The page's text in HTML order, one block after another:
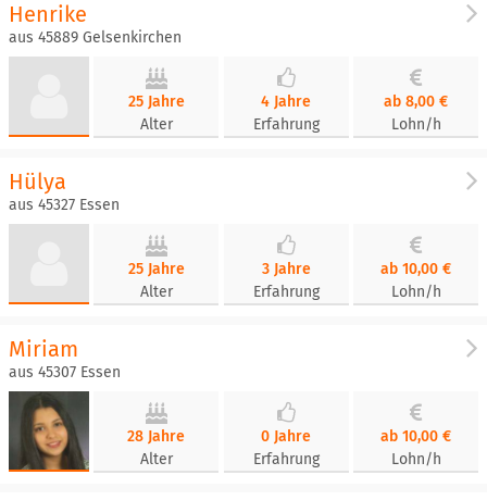
Henrike
aus 45889 Gelsenkirchen
25 Jahre
Alter
4 Jahre
Erfahrung
ab 8,00 €
Lohn/h
Hülya
aus 45327 Essen
25 Jahre
Alter
3 Jahre
Erfahrung
ab 10,00 €
Lohn/h
Miriam
aus 45307 Essen
28 Jahre
Alter
0 Jahre
Erfahrung
ab 10,00 €
Lohn/h